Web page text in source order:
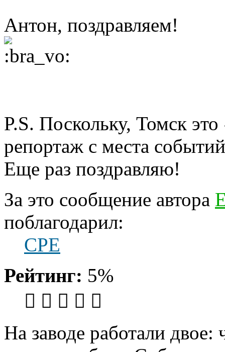
Антон, поздравляем!
P.S. Поскольку, Томск
репортаж с места
Еще раз поздравляю!
За это сообщение автора
поблагодарил:
CPE
Рейтинг: 5%
На заводе работали двое: